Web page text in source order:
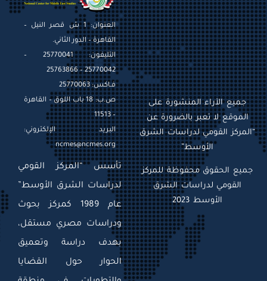
العنوان: 1 ش قصر النيل –
القاهرة – الدور الثاني.
التليفون: 25770041 –
25770042 – 25763866
فـاكس: 25770063
ص.ب: 18 باب اللوق – القاهرة
– 11513
البريد الإلكتروني:
ncmes@ncmes.org
تأسس “المركز القومي
لدراسات الشرق الأوسط”
عام 1989 كمركز بحوث
ودراسات مصري مستقل،
بهدف دراسة وتعميق
الحوار حول القضايا
جميع الآراء المنشورة على
الموقع لا تعبر بالضرورة عن
“المركز القومي لدراسات الشرق
الأوسط”
جميع الحقوق محفوظة للمركز
القومي لدراسات الشرق
الأوسط 2023